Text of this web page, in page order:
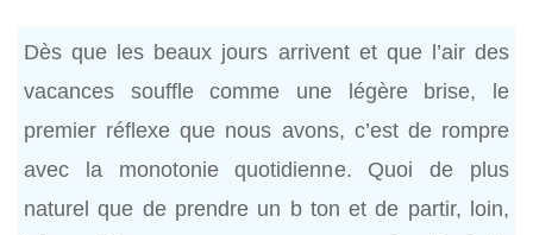
Dès que les beaux jours arrivent et que l’air des
vacances souffle comme une légère brise, le
premier réflexe que nous avons, c’est de rompre
avec la monotonie quotidienne. Quoi de plus
naturel que de prendre un b ton et de partir, loin,